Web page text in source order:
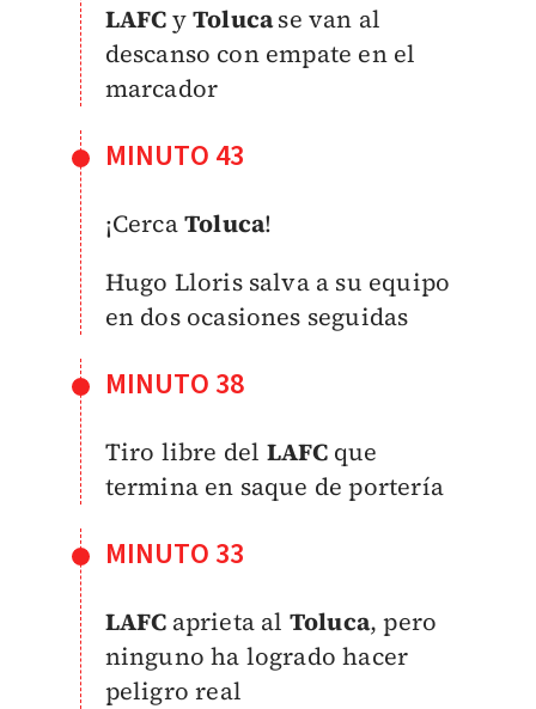
LAFCyTolucase van al
descanso con empate en el
marcador
MINUTO 43
¡CercaToluca!
Hugo Lloris salva a su equipo
en dos ocasiones seguidas
MINUTO 38
Tiro libre del LAFC que
termina en saque de portería
MINUTO 33
LAFC aprieta al Toluca, pero
ninguno ha logrado hacer
peligro real